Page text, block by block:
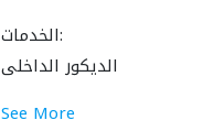
الخدمات:
الديكور الداخلي
See More